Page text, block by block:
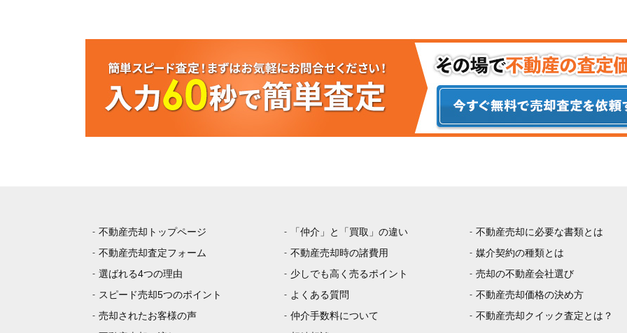
不動産売却トップページ
不動産売却査定フォーム
選ばれる4つの理由
スピード売却5つのポイント
売却されたお客様の声
「仲介」と「買取」の違い
不動産売却時の諸費用
少しでも高く売るポイント
よくある質問
仲介手数料について
不動産売却に必要な書類とは
媒介契約の種類とは
売却の不動産会社選び
不動産売却価格の決め方
不動産売却クイック査定とは？